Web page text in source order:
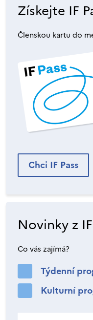
Získejte IF
Členskou kartu do
Chci IF Pass
Novinky z
Co vás zajímá?
Týdenní
Kulturní